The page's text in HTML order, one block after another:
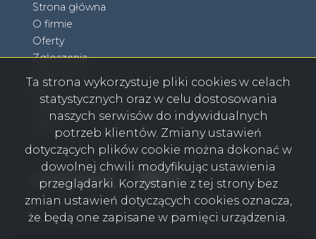
Strona główna
O firmie
Oferty
Zgłoszenia
Kontakt
social media Facebook
Facebook
Facebook
Facebook
Ta strona wykorzystuje pliki cookies w celach
statystycznych oraz w celu dostosowania
naszych serwisów do indywidualnych
potrzeb klientów. Zmiany ustawień
dotyczących plików cookie można dokonać w
dowolnej chwili modyfikując ustawienia
przeglądarki. Korzystanie z tej strony bez
zmian ustawień dotyczących cookies oznacza,
że będą one zapisane w pamięci urządzenia.